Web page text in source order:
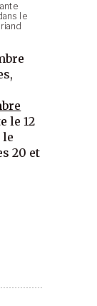
le
le 12
le
20 et